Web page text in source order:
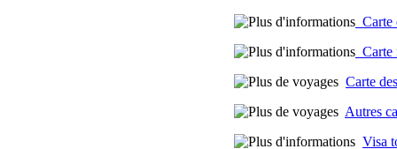
Carte
Carte
Carte
Autres
Visa